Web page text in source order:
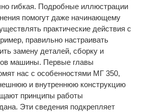
гибкая. Подробные иллюстрации
помогут даже начинающему
практические действия с
правильно настраивать
замену деталей, сборку и
машины. Первые главы
нас с особенностями МГ 350,
и внутреннюю конструкцию
принципы работы
Эти сведения подкрепляет